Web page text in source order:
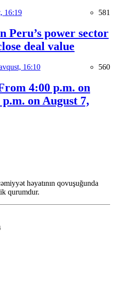
16:19 581
Peru’s power sector
deal value
16:10 560
4:00 p.m. on
on August 7,
həyatının qovuşuğunda
qurumdur.